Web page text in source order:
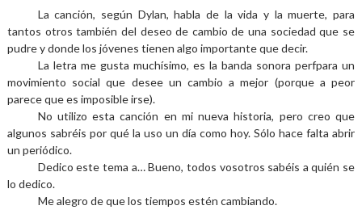
La canción, según Dylan, habla de la vida y la muerte, para
tantos otros también del deseo de cambio de una sociedad que se
pudre y donde los jóvenes tienen algo importante que decir.
La letra me gusta muchísimo, es la banda sonora perfpara un
movimiento social que desee un cambio a mejor (porque a peor
parece que es imposible irse).
No utilizo esta canción en mi nueva historia, pero creo que
algunos sabréis por qué la uso un día como hoy. Sólo hace falta abrir
un periódico.
Dedico este tema a… Bueno, todos vosotros sabéis a quién se
lo dedico.
Me alegro de que los tiempos estén cambiando.